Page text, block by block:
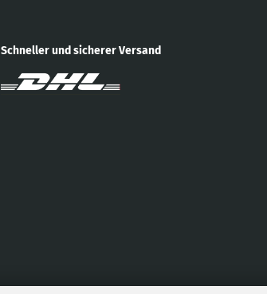
Schneller und sicherer Versand